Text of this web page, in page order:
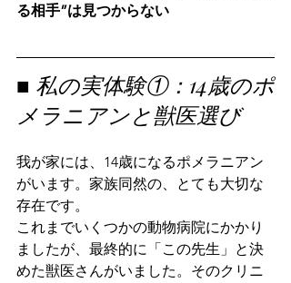
る相手”は見つからない
■ 私の実体験①：14歳のポ
メラニアンと獣医選び
我が家には、14歳になるポメラニアン
がいます。家族同然の、とても大切な
存在です。
これまでいくつかの動物病院にかかり
ましたが、最終的に「この先生」と決
めた獣医さんがいました。そのクリニ